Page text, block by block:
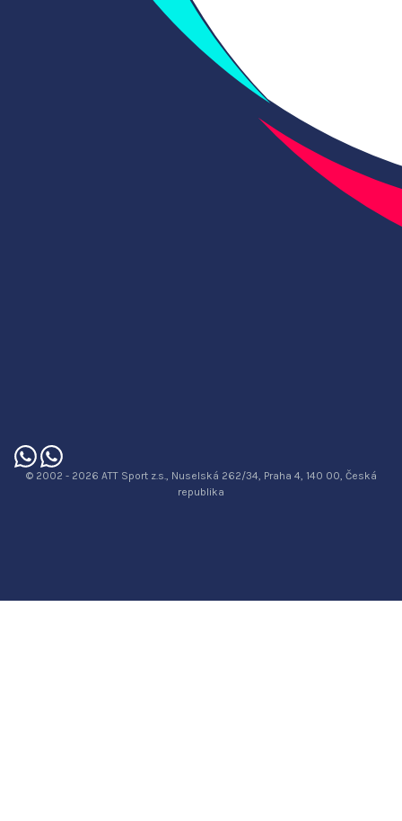
© 2002 - 2026 ATT Sport z.s., Nuselská 262/34, Praha 4, 140 00, Česká
republika